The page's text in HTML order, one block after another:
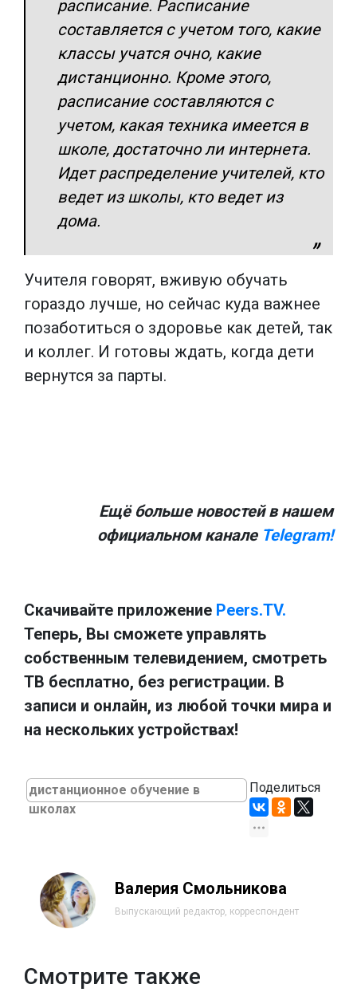
расписание. Расписание
составляется с учетом того, какие
классы учатся очно, какие
дистанционно. Кроме этого,
расписание составляются с
учетом, какая техника имеется в
школе, достаточно ли интернета.
Идет распределение учителей, кто
ведет из школы, кто ведет из
дома.
Учителя говорят, вживую обучать
гораздо лучше, но сейчас куда важнее
позаботиться о здоровье как детей, так
и коллег. И готовы ждать, когда дети
вернутся за парты.
Ещё больше новостей в нашем
официальном канале Telegram!
Скачивайте приложение Peers.TV.
Теперь, Вы сможете управлять
собственным телевидением, смотреть
ТВ бесплатно, без регистрации. В
записи и онлайн, из любой точки мира и
на нескольких устройствах!
дистанционное обучение в
школах
Поделиться
Валерия Смольникова
Выпускающий редактор, корреспондент
Смотрите также